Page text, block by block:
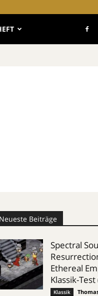
Neueste Beiträge
Spectral
Ethereal
Klassik-Test
Klassik